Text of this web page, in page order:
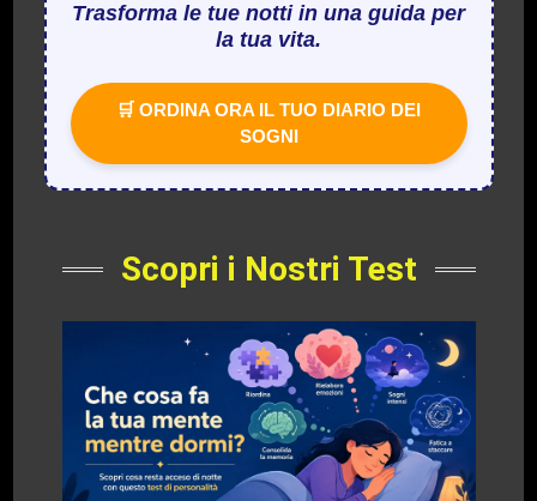
Trasforma le tue notti in una guida per
la tua vita.
🛒 ORDINA ORA IL TUO DIARIO DEI
SOGNI
Scopri i Nostri Test